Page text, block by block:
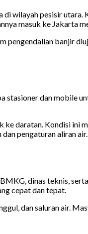
wilayah pesisir utara.
masuk ke Jakarta
pengendalian banjir
stasioner dan mobile
daratan. Kondisi ini
pengaturan aliran air.
dinas teknis,
cepat dan tepat.
dan saluran air.